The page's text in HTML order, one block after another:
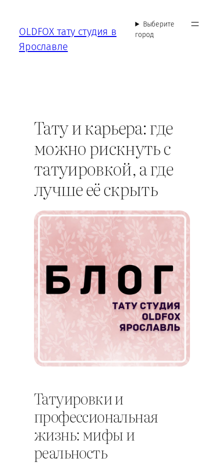
содержимому
OLDFOX тату студия в
Ярославле
Выберите
город
Тату и карьера: где
можно рискнуть с
татуировкой, а где
лучше её скрыть
Татуировки и
профессиональная
жизнь: мифы и
реальность